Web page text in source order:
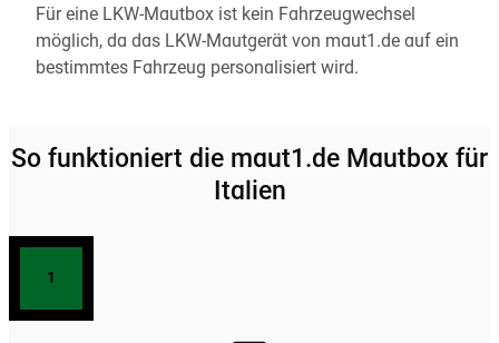
Für eine LKW-Mautbox ist kein Fahrzeugwechsel
möglich, da das LKW-Mautgerät von maut1.de auf ein
bestimmtes Fahrzeug personalisiert wird.
So funktioniert die maut1.de Mautbox für
Italien
1